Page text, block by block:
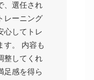
、選任され
レーニング
心してトレ
す。 内容も
整してくれ
足感を得ら